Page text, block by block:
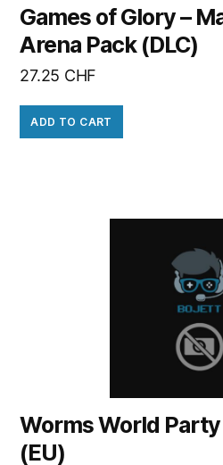
Games of Glory –
Arena Pack (DLC)
27.25 CHF
ADD TO CART
Worms World
(EU)